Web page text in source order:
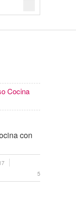
Cocina
con
5